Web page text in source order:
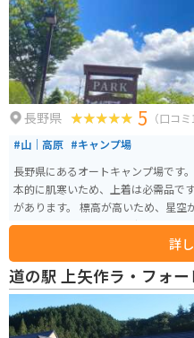
カーブも多いので、走行には十分注
所で、キャンプ場やハイキングコー
にもおすすめです。
長野県 5 （口コミ
#山｜高原 #キャンプ場
長野県にあるオートキャンプ場です
本的に肌寒いため、上着は必需品で
があります。 標高が高いため、星空
トイレにしかないため、夜になると
り星が明るく、たくさん見ることが
ンプ旅行を計画する際には、寒さに
ます。
詳
道の駅 上矢作ラ・フォ